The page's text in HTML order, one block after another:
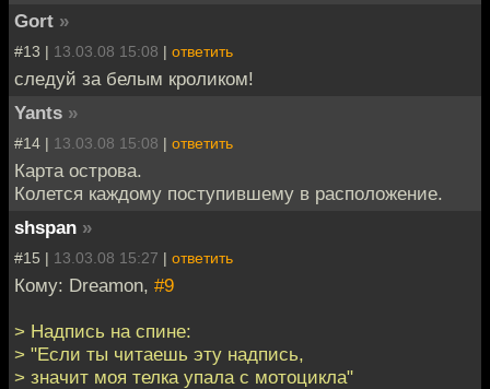
Gort »
#13 | 13.03.08 15:08 | ответить
следуй за белым кроликом!
Yants »
#14 | 13.03.08 15:08 | ответить
Карта острова.
Колется каждому поступившему в расположение.
shspan »
#15 | 13.03.08 15:27 | ответить
Кому: Dreamon, #9
> Надпись на спине:
> "Если ты читаешь эту надпись,
> значит моя телка упала с мотоцикла"